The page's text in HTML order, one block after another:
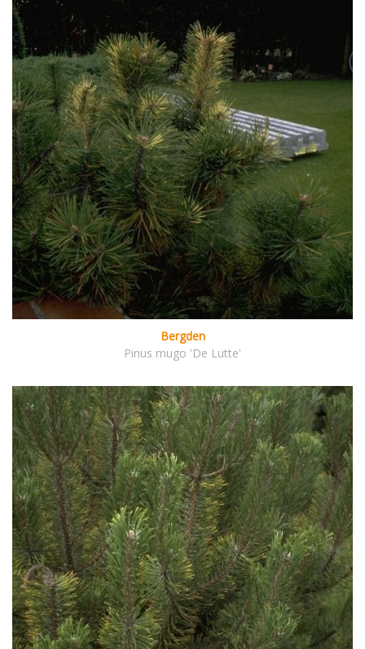
Bergden
Pinus mugo 'De Lutte'